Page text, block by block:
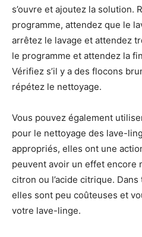
s’ouvre et ajoutez la solution.
programme, attendez que le
arrêtez le lavage et attendez
le programme et attendez la
Vérifiez s’il y a des flocons
répétez le nettoyage.
Vous pouvez également
pour le nettoyage des lave-
appropriés, elles ont une
peuvent avoir un effet encore
citron ou l’acide citrique.
elles sont peu coûteuses et
votre lave-linge.